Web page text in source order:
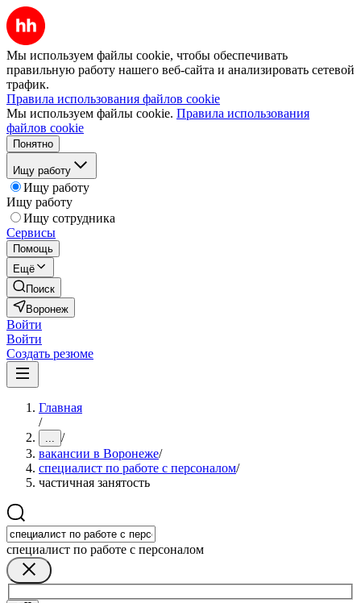
Мы используем файлы cookie, чтобы обеспечивать
правильную работу нашего веб-сайта и анализировать сетевой
трафик.
Правила использования файлов cookie
Мы используем файлы cookie. Правила использования
файлов cookie
Понятно
Ищу работу
Ищу работу
Ищу работу
Ищу сотрудника
Сервисы
Помощь
Ещё
Поиск
Воронеж
Войти
Войти
Создать резюме
Главная
/
... /
вакансии в Воронеже/
специалист по работе с персоналом/
частичная занятость
специалист по работе с персоналом